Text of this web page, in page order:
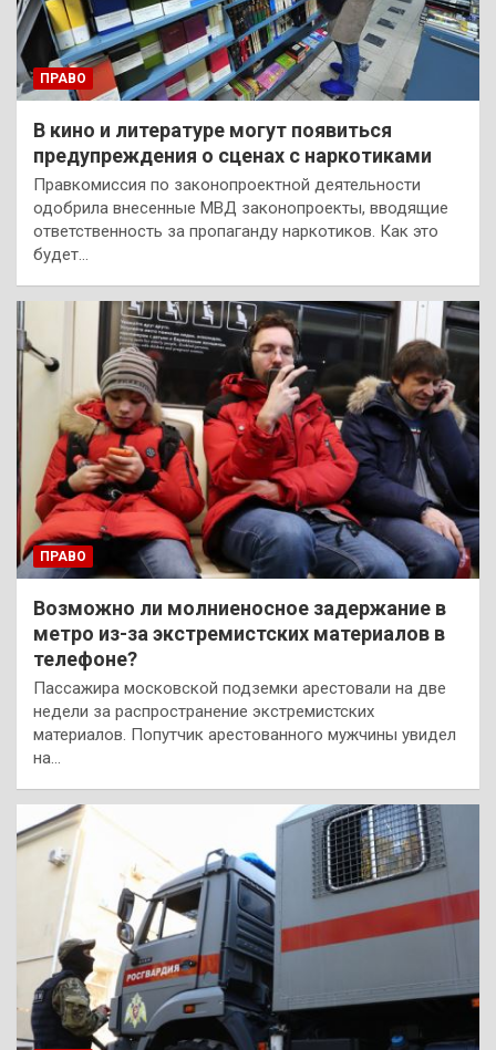
ПРАВО
В кино и литературе могут появиться
предупреждения о сценах с наркотиками
Правкомиссия по законопроектной деятельности
одобрила внесенные МВД законопроекты, вводящие
ответственность за пропаганду наркотиков. Как это
будет…
ПРАВО
Возможно ли молниеносное задержание в
метро из-за экстремистских материалов в
телефоне?
Пассажира московской подземки арестовали на две
недели за распространение экстремистских
материалов. Попутчик арестованного мужчины увидел
на…